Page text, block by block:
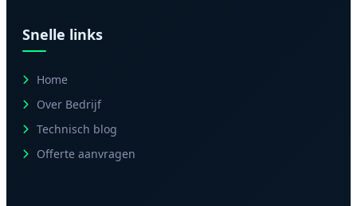
Snelle links
Home
Over Bedrijf
Technisch blog
Offerte aanvragen